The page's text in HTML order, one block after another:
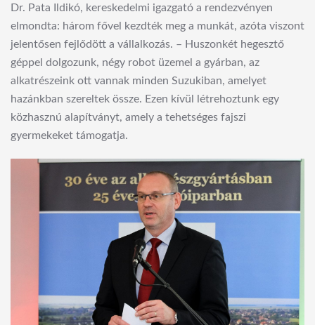
Dr. Pata Ildikó, kereskedelmi igazgató a rendezvényen
elmondta: három fővel kezdték meg a munkát, azóta viszont
jelentősen fejlődött a vállalkozás. – Huszonkét hegesztő
géppel dolgozunk, négy robot üzemel a gyárban, az
alkatrészeink ott vannak minden Suzukiban, amelyet
hazánkban szereltek össze. Ezen kívül létrehoztunk egy
közhasznú alapítványt, amely a tehetséges fajszi
gyermekeket támogatja.